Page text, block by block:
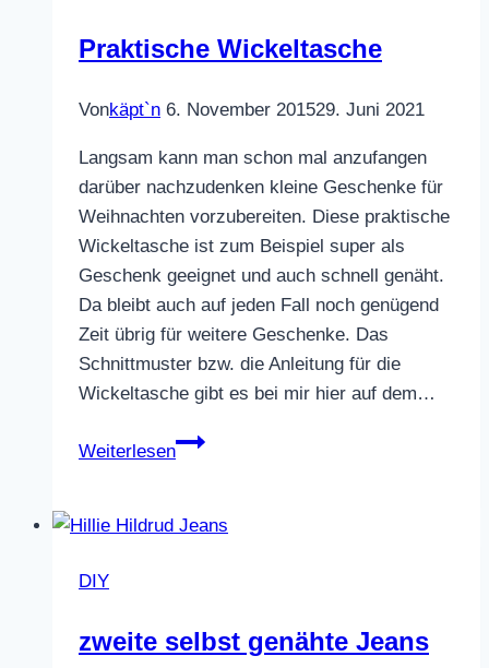
Praktische Wickeltasche
Vonkäpt`n 6. November 201529. Juni 2021
Langsam kann man schon mal anzufangen
darüber nachzudenken kleine Geschenke für
Weihnachten vorzubereiten. Diese praktische
Wickeltasche ist zum Beispiel super als
Geschenk geeignet und auch schnell genäht.
Da bleibt auch auf jeden Fall noch genügend
Zeit übrig für weitere Geschenke. Das
Schnittmuster bzw. die Anleitung für die
Wickeltasche gibt es bei mir hier auf dem…
Weiterlesen
Praktische
DIY
zweite selbst genähte Jeans